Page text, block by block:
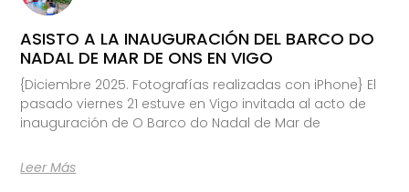
ASISTO A LA INAUGURACIÓN DEL BARCO DO
NADAL DE MAR DE ONS EN VIGO
{Diciembre 2025. Fotografías realizadas con iPhone} El
pasado viernes 21 estuve en Vigo invitada al acto de
inauguración de O Barco do Nadal de Mar de
Leer Más